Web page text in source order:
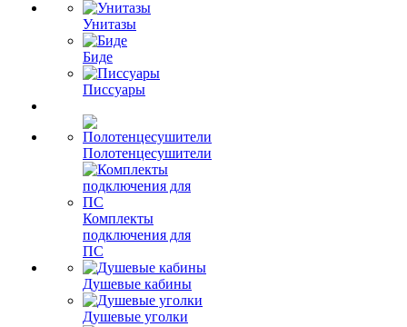
Унитазы
Биде
Писсуары
Полотенцесушители
Комплекты
подключения для
ПС
Душевые кабины
Душевые уголки